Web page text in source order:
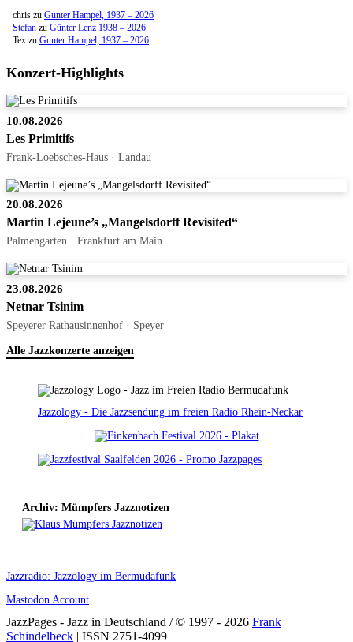
chris zu Gunter Hampel, 1937 – 2026
Stefan zu Günter Lenz 1938 – 2026
Tex zu Gunter Hampel, 1937 – 2026
Konzert-Highlights
10.08.2026
Les Primitifs
Frank-Loebsches-Haus · Landau
20.08.2026
Martin Lejeune’s „Mangelsdorff Revisited“
Palmengarten · Frankfurt am Main
23.08.2026
Netnar Tsinim
Speyerer Rathausinnenhof · Speyer
Alle Jazzkonzerte anzeigen
Jazzology - Die Jazzsendung im freien Radio Rhein-Neckar
Archiv: Mümpfers Jazznotizen
Jazzradio: Jazzology im Bermudafunk
Mastodon Account
JazzPages - Jazz in Deutschland / © 1997 - 2026 Frank
Schindelbeck | ISSN 2751-4099